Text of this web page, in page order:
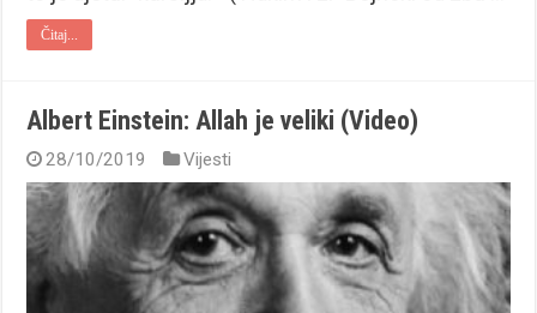
Čitaj...
Albert Einstein: Allah je veliki (Video)
28/10/2019 Vijesti